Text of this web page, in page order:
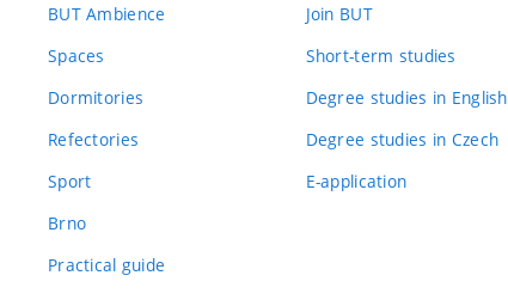
BUT Ambience
Spaces
Dormitories
Refectories
Sport
Brno
Practical guide
Join BUT
Short-term studies
Degree studies in English
Degree studies in Czech
E-application